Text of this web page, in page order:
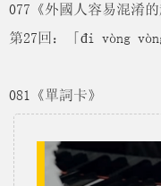
077《外國人容易混淆
第27回：「đi vòng
081《單詞卡》